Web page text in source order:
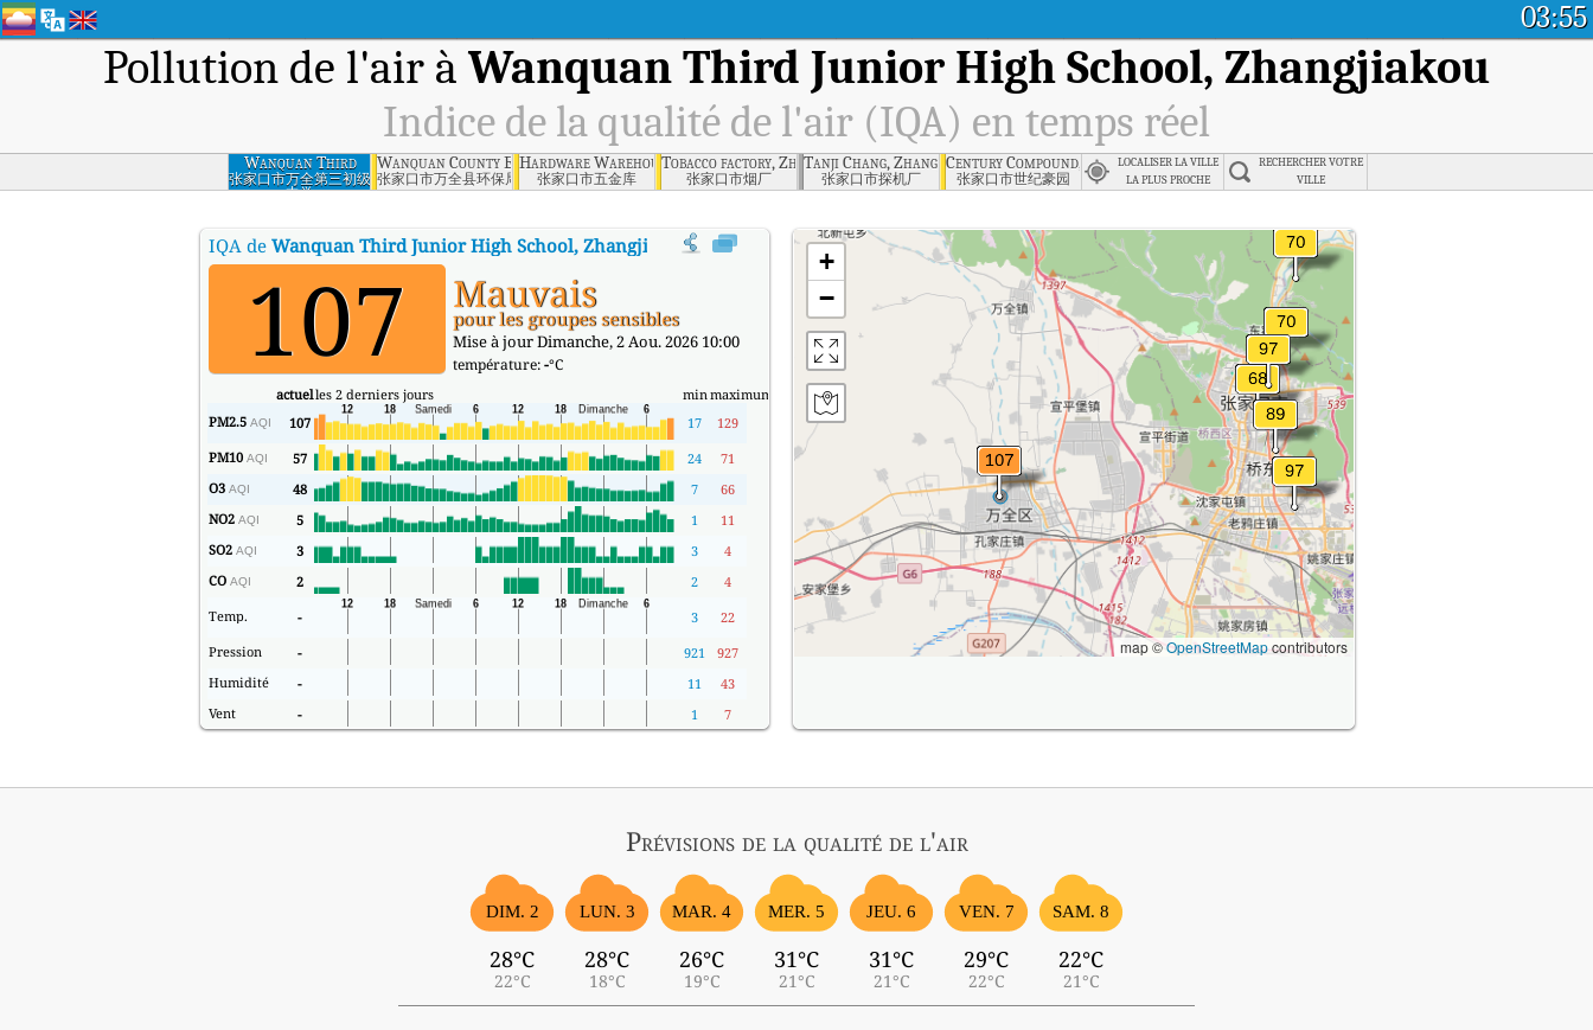
03:55
Pollution de l'air àWanquan Third Junior High School, Zhangjiakou
Indice de la qualité de l'air (IQA) en temps réel
Wanquan Third
Junior High School,
Zhangjiakou
张家口市万全第三初级
中学
Wanquan County Environmental Protection Bureau, Zhangjiakou
张家口市万全县环保局
Hardware Warehouse, Zhangjiakou
张家口市五金库
Tobacco factory, Zhangjiakou
张家口市烟厂
Tanji Chang, Zhangjiakou
张家口市探机厂
Century Compound, Zhangjiakou
张家口市世纪豪园
LOCALISER LA VILLE
LA PLUS PROCHE
RECHERCHER VOTRE
VILLE
IQA de Wanquan Third Junior High School, Zhangjiakou:Indice de la qualité de l'air (IQA) à Wanquan Third Junior High School, Zhangjiakou en temps réel.
107 Mauvais
pour les groupes sensibles
Mise à jour Dimanche, 2 Aou. 2026 10:00
température:-°C
actuelles 2 derniers jours minmaximum
PM2.5 AQI 107 17
129
PM10 AQI 57 24
71
O3 AQI 48 7
66
NO2 AQI 5 1
11
SO2 AQI 3 3
4
CO AQI 2 2
4
Temp.
- 3
22
Pression
- 921
927
Humidité
- 11
43
Vent
- 1 7
+
−
map ©OpenStreetMapcontributors
Prévisionsde la qualité de l'air
DIM. 2
28°C
22°C
LUN. 3
28°C
18°C
MAR. 4
26°C
19°C
MER. 5
31°C
21°C
JEU. 6
31°C
21°C
VEN. 7
29°C
22°C
SAM. 8
22°C
21°C